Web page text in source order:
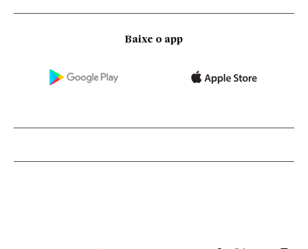
Baixe o app